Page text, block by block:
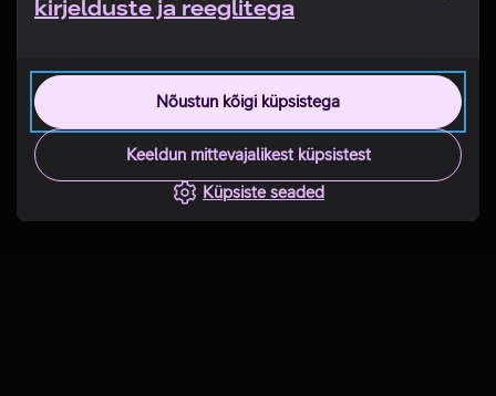
kirjelduste ja reeglitega
Nõustun kõigi küpsistega
Keeldun mittevajalikest küpsistest
Küpsiste seaded